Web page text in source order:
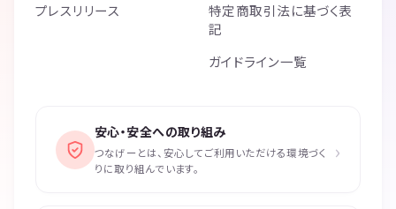
プレスリリース
特定商取引法に基づく表
記
ガイドライン一覧
安心・安全への取り組み
つなげーとは、安心してご利用いただける環境づく
りに取り組んでいます。
›